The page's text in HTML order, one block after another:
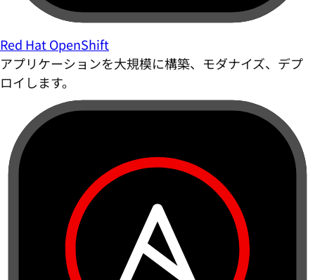
Red Hat OpenShift
アプリケーションを大規模に構築、モダナイズ、デプ
ロイします。